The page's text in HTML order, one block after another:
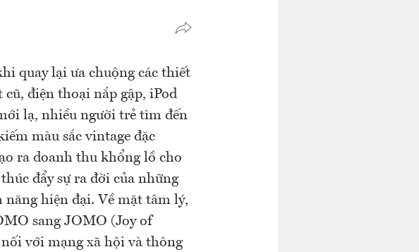
quay lại ưa chuộng các thiết
điện thoại nắp gập, iPod
lạ, nhiều người trẻ tìm đến
màu sắc vintage đặc
ra doanh thu khổng lồ cho
đẩy sự ra đời của những
hiện đại. Về mặt tâm lý,
sang JOMO (Joy of
với mạng xã hội và thông